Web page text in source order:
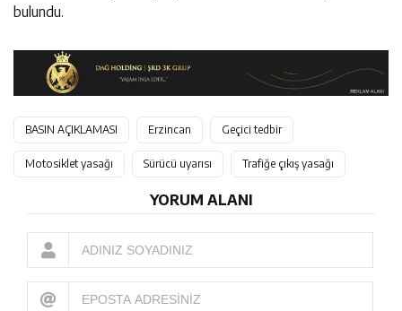
bulundu.
BASIN AÇIKLAMASI Erzincan Geçici tedbir
Motosiklet yasağı Sürücü uyarısı Trafiğe çıkış yasağı
YORUM ALANI